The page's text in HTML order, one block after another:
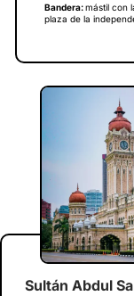
Bandera:mástil con
plaza de la
Sultán Abdul